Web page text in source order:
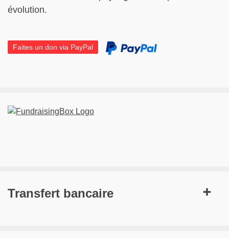
évolution.
Faites un don via PayPal
Transfert bancaire